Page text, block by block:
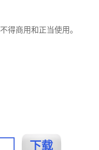
得商用和正当使用。